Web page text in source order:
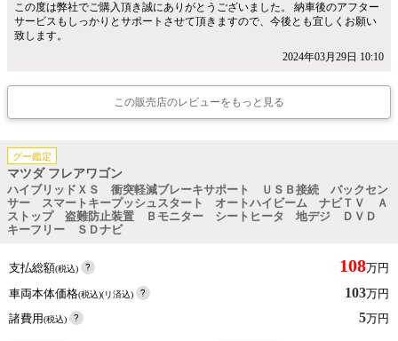
この度は弊社でご購入頂き誠にありがとうございました。 納車後のアフター
サービスもしっかりとサポートさせて頂きますので、今後とも宜しくお願い
致します。
2024年03月29日 10:10
この販売店のレビューをもっと見る
グー鑑定
マツダ フレアワゴン
ハイブリッドＸＳ 衝突軽減ブレーキサポート ＵＳＢ接続 バックセン
サー スマートキープッシュスタート オートハイビーム ナビＴＶ Ａ
ストップ 盗難防止装置 Ｂモニター シートヒータ 地デジ ＤＶＤ
キーフリー ＳＤナビ
支払総額(税込) 108万円
車両本体価格(税込)(リ済込) 103万円
諸費用(税込) 5万円